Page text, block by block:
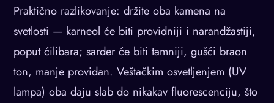
Praktično razlikovanje: držite oba kamena na
svetlosti — karneol će biti providniji i narandžastiji,
poput ćilibara; sarder će biti tamniji, gušći braon
ton, manje providan. Veštačkim osvetljenjem (UV
lampa) oba daju slab do nikakav fluorescenciju, što